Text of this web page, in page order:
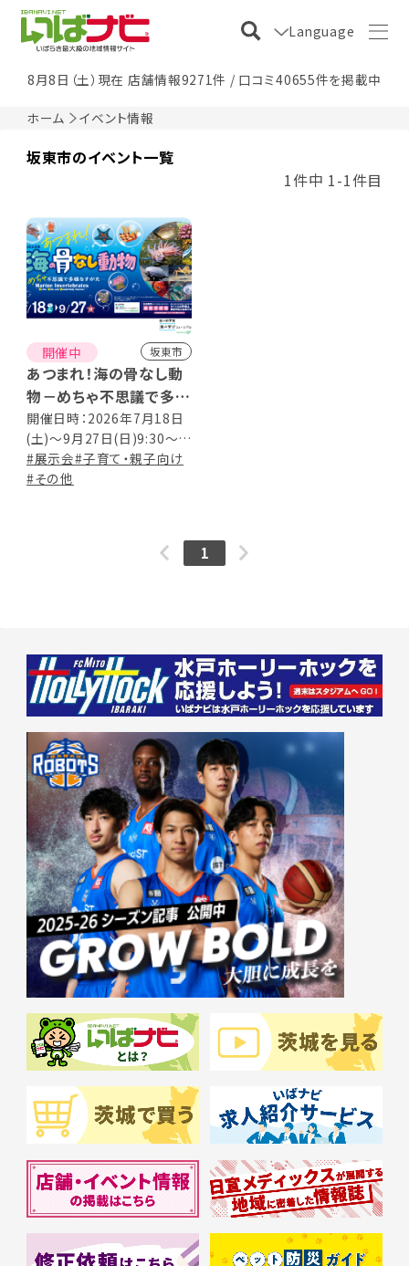
Language
8月8日（土）現在 店舗情報9271件 / 口コミ40655件を掲載中
ホーム イベント情報
坂東市のイベント一覧
1件中 1-1件目
開催中 坂東市
あつまれ！海の骨なし動
物－めちゃ不思議で多様
なすがた－
開催日時：2026年7月18日
(土)～9月27日(日)9:30～
17:00(入館は16:30まで) 休
館日：毎週月曜日(月曜日が
祝)～8/16(日)】は事前予約
#展示会#子育て・親子向け
#その他
1